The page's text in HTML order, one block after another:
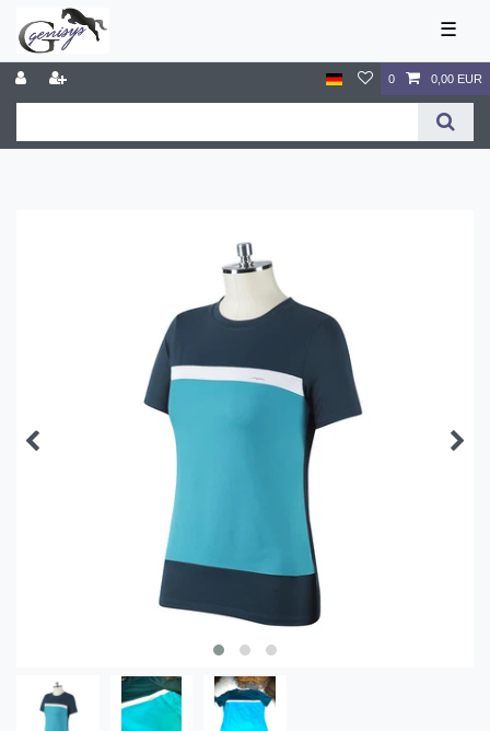
☰
0 0,00 EUR